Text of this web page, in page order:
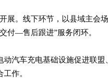
展。线下环节，以县域主
付—售后跟进”服务闭环。
动汽车充电基础设施促进联
作。